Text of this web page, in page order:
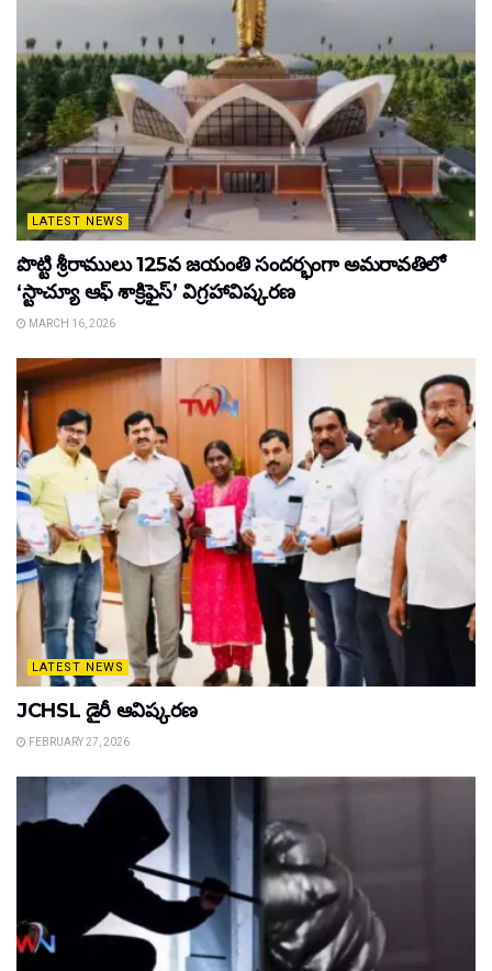
LATEST NEWS
పొట్టి శ్రీరాములు 125వ జయంతి సందర్భంగా అమరావతిలో
‘స్టాచ్యూ ఆఫ్ శాక్రిఫైస్’ విగ్రహావిష్కరణ
MARCH 16, 2026
LATEST NEWS
JCHSL డైరీ ఆవిష్కరణ
FEBRUARY 27, 2026